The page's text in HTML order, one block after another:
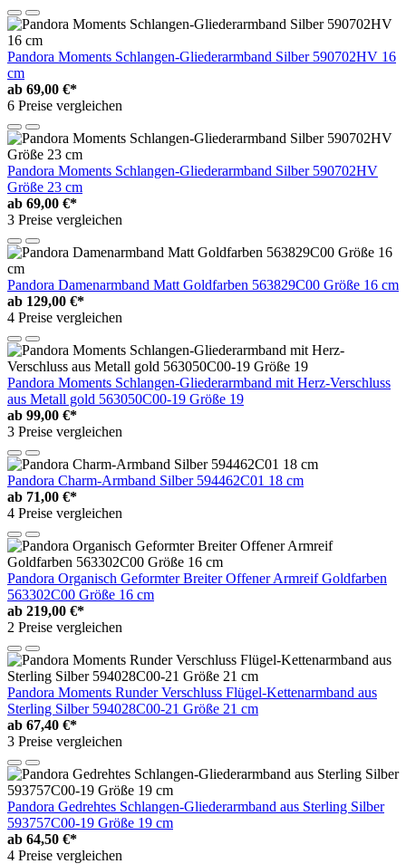
Pandora Moments Schlangen-Gliederarmband Silber 590702HV 16
cm
ab 69,00 €*
6 Preise vergleichen
Pandora Moments Schlangen-Gliederarmband Silber 590702HV
Größe 23 cm
ab 69,00 €*
3 Preise vergleichen
Pandora Damenarmband Matt Goldfarben 563829C00 Größe 16 cm
ab 129,00 €*
4 Preise vergleichen
Pandora Moments Schlangen-Gliederarmband mit Herz-Verschluss
aus Metall gold 563050C00-19 Größe 19
ab 99,00 €*
3 Preise vergleichen
Pandora Charm-Armband Silber 594462C01 18 cm
ab 71,00 €*
4 Preise vergleichen
Pandora Organisch Geformter Breiter Offener Armreif Goldfarben
563302C00 Größe 16 cm
ab 219,00 €*
2 Preise vergleichen
Pandora Moments Runder Verschluss Flügel-Kettenarmband aus
Sterling Silber 594028C00-21 Größe 21 cm
ab 67,40 €*
3 Preise vergleichen
Pandora Gedrehtes Schlangen-Gliederarmband aus Sterling Silber
593757C00-19 Größe 19 cm
ab 64,50 €*
4 Preise vergleichen